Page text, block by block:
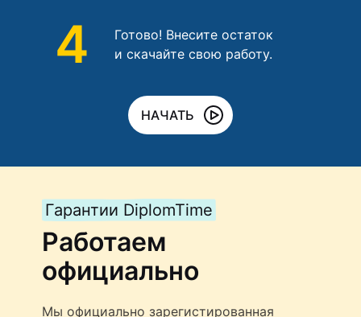
4
Готово! Внесите остаток
и скачайте свою работу.
НАЧАТЬ
Гарантии DiplomTime
Работаем
официально
Мы официально зарегистированная